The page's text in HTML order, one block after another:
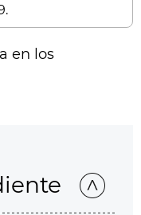
en los